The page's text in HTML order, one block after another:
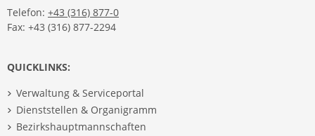
Telefon: +43 (316) 877-0
Fax: +43 (316) 877-2294
QUICKLINKS:
Verwaltung & Serviceportal
Dienststellen & Organigramm
Bezirkshauptmannschaften